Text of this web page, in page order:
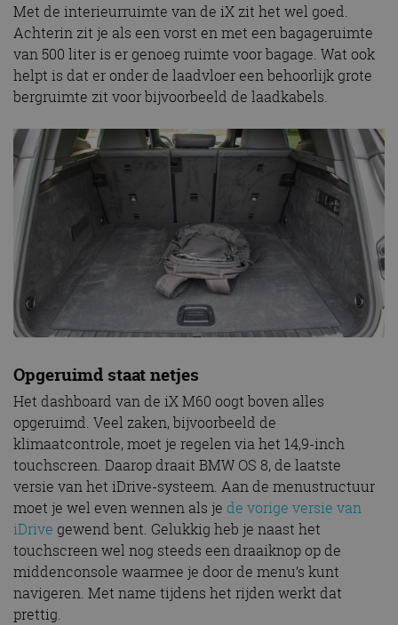
Met de interieurruimte van de iX zit het wel goed.
Achterin zit je als een vorst en met een bagageruimte
van 500 liter is er genoeg ruimte voor bagage. Wat ook
helpt is dat er onder de laadvloer een behoorlijk grote
bergruimte zit voor bijvoorbeeld de laadkabels.
Opgeruimd staat netjes
Het dashboard van de iX M60 oogt boven alles
opgeruimd. Veel zaken, bijvoorbeeld de
klimaatcontrole, moet je regelen via het 14,9-inch
touchscreen. Daarop draait BMW OS 8, de laatste
versie van het iDrive-systeem. Aan de menustructuur
moet je wel even wennen als je de vorige versie van
iDrive gewend bent. Gelukkig heb je naast het
touchscreen wel nog steeds een draaiknop op de
middenconsole waarmee je door de menu’s kunt
navigeren. Met name tijdens het rijden werkt dat
prettig.